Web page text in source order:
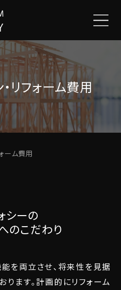
リフォーム費用
ーム費用
シーの
のこだわり
を両立させ、将来性を見据
ます。計画的にリフォーム